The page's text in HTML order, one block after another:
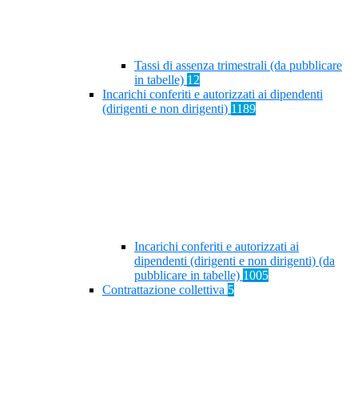
Tassi di assenza trimestrali (da pubblicare
in tabelle) 12
Incarichi conferiti e autorizzati ai dipendenti
(dirigenti e non dirigenti) 1189
Incarichi conferiti e autorizzati ai
dipendenti (dirigenti e non dirigenti) (da
pubblicare in tabelle) 1005
Contrattazione collettiva 5